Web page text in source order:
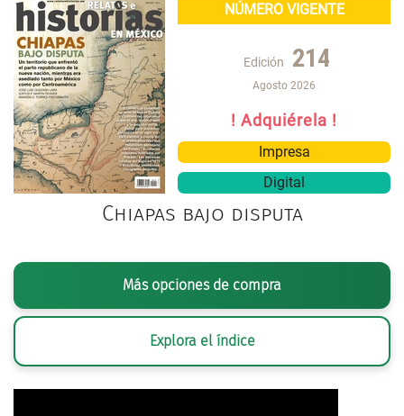
NÚMERO VIGENTE
Edición 214
Agosto 2026
! Adquiérela !
Impresa
Digital
Chiapas bajo disputa
Más opciones de compra
Explora el índice